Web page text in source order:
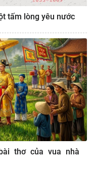
tấm lòng yêu nước
thơ của vua nhà